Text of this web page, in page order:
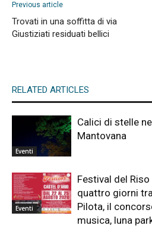
Previous article
Trovati in una soffitta di via
Giustiziati residuati bellici
RELATED ARTICLES
Eventi
Calici di stelle
Mantovana
Eventi
Festival del
quattro giorni
Pilota, il
musica, luna